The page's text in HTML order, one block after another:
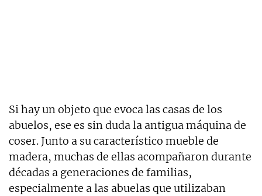
Si hay un objeto que evoca las casas de los
abuelos, ese es sin duda la antigua máquina de
coser. Junto a su característico mueble de
madera, muchas de ellas acompañaron durante
décadas a generaciones de familias,
especialmente a las abuelas que utilizaban